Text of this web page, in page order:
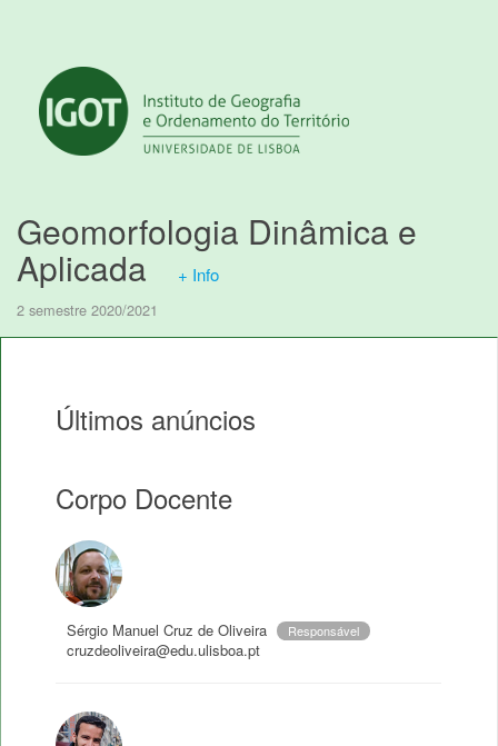
Geomorfologia Dinâmica e
Aplicada + Info
2 semestre 2020/2021
Últimos anúncios
Corpo Docente
Sérgio Manuel Cruz de Oliveira Responsável
cruzdeoliveira@edu.ulisboa.pt